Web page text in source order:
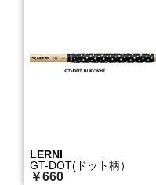
LERNI
GT-DOT(ドット柄）
￥660